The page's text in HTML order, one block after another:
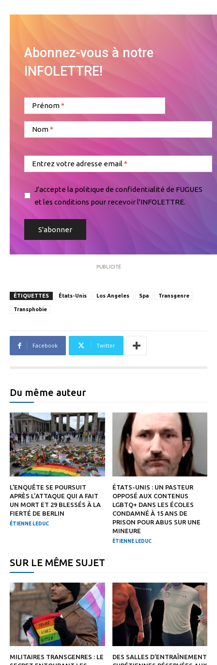
Abonnez-vous à notre
INFOLETTRE!
Prénom
Nom
Entrez votre adresse email
J'accepte la politique de confidentialité de FUGUES
et les conditions pour recevoir l'INFOLETTRE.
PUBLICITÉ
ÉTIQUETTES États-Unis Los Angeles Spa Transgenre
Transphobie
Facebook Twitter
Du même auteur
L’ENQUÊTE SE POURSUIT
APRÈS L’ATTAQUE QUI A FAIT
UN MORT ET 29 BLESSÉS À LA
FIERTÉ DE BERLIN
ÉTIENNE LEDUC
ÉTATS-UNIS : UN PASTEUR
OPPOSÉ AUX CONTENUS
LGBTQ+ DANS LES ÉCOLES
CONDAMNÉ À 15 ANS DE
PRISON POUR ABUS SUR UNE
MINEURE
ÉTIENNE LEDUC
SUR LE MÊME SUJET
MILITAIRES TRANSGENRES : LE
DES SALLES D’ENTRAÎNEMENT